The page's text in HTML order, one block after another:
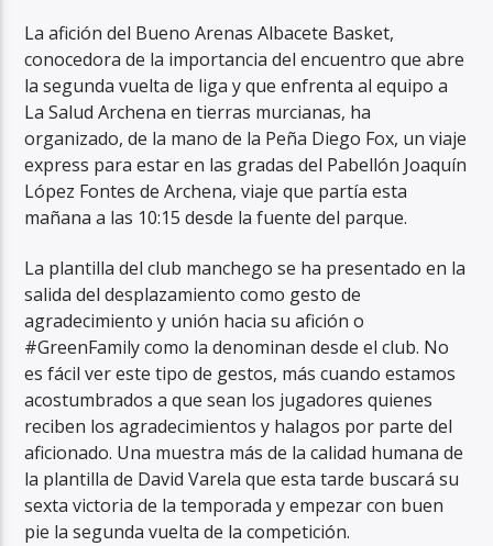
La afición del Bueno Arenas Albacete Basket,
conocedora de la importancia del encuentro que abre
la segunda vuelta de liga y que enfrenta al equipo a
La Salud Archena en tierras murcianas, ha
organizado, de la mano de la Peña Diego Fox, un viaje
express para estar en las gradas del Pabellón Joaquín
López Fontes de Archena, viaje que partía esta
mañana a las 10:15 desde la fuente del parque.
La plantilla del club manchego se ha presentado en la
salida del desplazamiento como gesto de
agradecimiento y unión hacia su afición o
#GreenFamily como la denominan desde el club. No
es fácil ver este tipo de gestos, más cuando estamos
acostumbrados a que sean los jugadores quienes
reciben los agradecimientos y halagos por parte del
aficionado. Una muestra más de la calidad humana de
la plantilla de David Varela que esta tarde buscará su
sexta victoria de la temporada y empezar con buen
pie la segunda vuelta de la competición.